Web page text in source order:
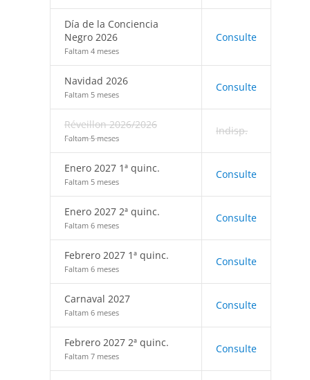
Día de la Conciencia
Negro 2026
Faltam 4 meses
Consulte
Navidad 2026
Faltam 5 meses
Consulte
Réveillon 2026/2026
Faltam 5 meses
Indisp.
Enero 2027 1ª quinc.
Faltam 5 meses
Consulte
Enero 2027 2ª quinc.
Faltam 6 meses
Consulte
Febrero 2027 1ª quinc.
Faltam 6 meses
Consulte
Carnaval 2027
Faltam 6 meses
Consulte
Febrero 2027 2ª quinc.
Faltam 7 meses
Consulte